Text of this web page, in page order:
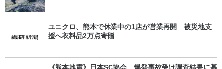
ユニクロ、熊本で休業中の1店が営業再開 被災地支
援へ衣料品2万点寄贈
《熊本地震》日本SC協会 爆発事故受け調査結果に基